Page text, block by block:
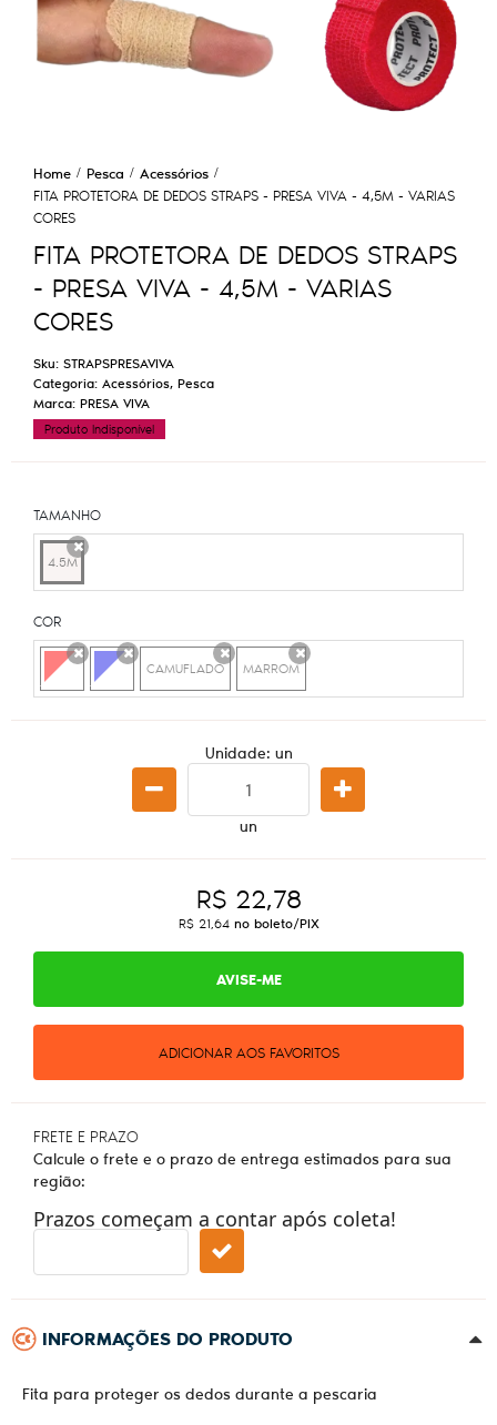
Home Pesca
Acessórios
FITA PROTETORA DE DEDOS STRAPS - PRESA VIVA - 4,5M - VARIAS
CORES
FITA PROTETORA DE DEDOS STRAPS
- PRESA VIVA - 4,5M - VARIAS
CORES
Sku: STRAPSPRESAVIVA
Categoria: Acessórios, Pesca
Marca: PRESA VIVA
Produto Indisponível
TAMANHO
4.5M
x
COR
CAMUFLADO
x MARROM
x
Unidade: un
un
R$ 22,78
R$ 21,64no boleto/PIX
AVISE-ME
ADICIONAR AOS FAVORITOS
FRETE E PRAZO
Calcule o frete e o prazo de entrega estimados para sua
região:
Prazos começam a contar após coleta!
INFORMAÇÕES DO PRODUTO
Fita para proteger os dedos durante a pescaria